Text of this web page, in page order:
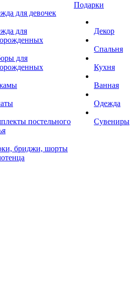
для девочек
для
для
постельного
бриджи, шорты
Подарки
Декор
Спальня
Кухня
Ванная
Одежда
Сувениры